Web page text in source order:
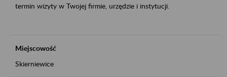
termin wizyty w Twojej firmie, urzędzie i instytucji.
Miejscowość
Skierniewice